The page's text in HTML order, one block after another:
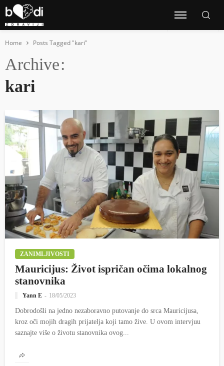
Home Posts Tagged "kari"
Archive
kari
ZANIMLJIVOSTI
Mauricijus: Život ispričan očima lokalnog
stanovnika
Yann E 18/05/2023
Dobrodošli na jedno nezaboravno putovanje do srca Mauricijusa,
kroz oči mojih dragih prijatelja koji tamo žive. U ovom intervjuu
saznajte više o životu stanovnika ovog...